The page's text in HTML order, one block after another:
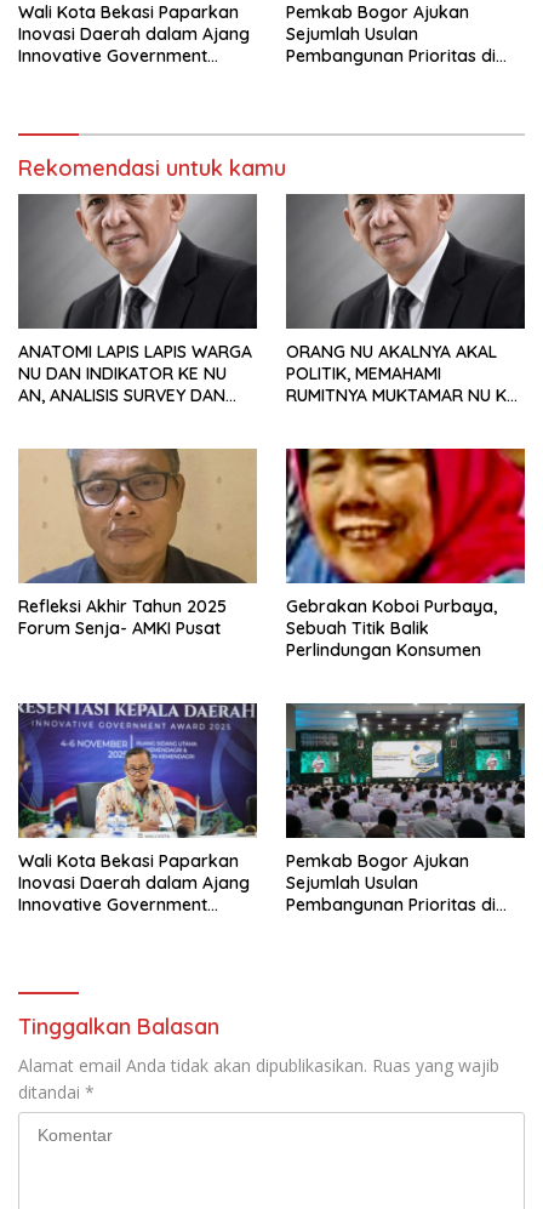
Wali Kota Bekasi Paparkan
Inovasi Daerah dalam Ajang
Innovative Government
Pemkab Bogor Ajukan
Sejumlah Usulan
Pembangunan Prioritas di
Rekomendasi untuk kamu
ANATOMI LAPIS LAPIS WARGA
NU DAN INDIKATOR KE NU
AN, ANALISIS SURVEY DAN
ORANG NU AKALNYA AKAL
POLITIK, MEMAHAMI
RUMITNYA MUKTAMAR NU KE
Refleksi Akhir Tahun 2025
Forum Senja- AMKI Pusat
Gebrakan Koboi Purbaya,
Sebuah Titik Balik
Perlindungan Konsumen
Wali Kota Bekasi Paparkan
Inovasi Daerah dalam Ajang
Innovative Government
Pemkab Bogor Ajukan
Sejumlah Usulan
Pembangunan Prioritas di
Tinggalkan Balasan
Alamat email Anda tidak akan dipublikasikan. Ruas yang wajib
ditandai *